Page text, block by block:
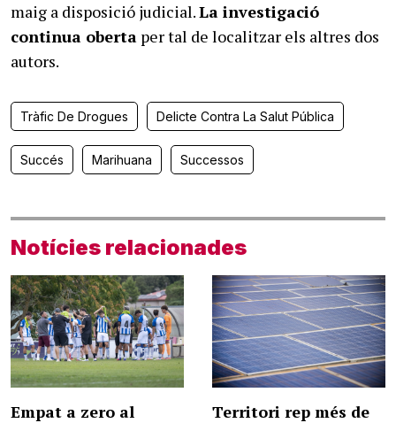
maig a disposició judicial.La investigació
continua oberta per tal de localitzar els altres dos
autors.
Tràfic De Drogues Delicte Contra La Salut Pública
Succés Marihuana Successos
Notícies relacionades
Empat a zero al
Territori rep més de